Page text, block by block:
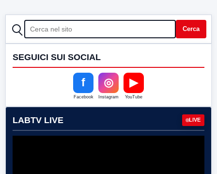
CERCA Cerca
SEGUICI SUI SOCIAL
f
Facebook
◎
Instagram
▶
YouTube
LABTV LIVE LIVE